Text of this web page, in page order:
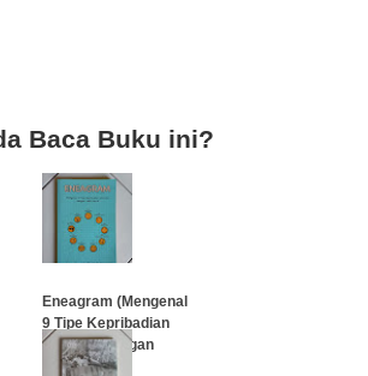
Baca Buku ini?
Eneagram (Mengenal
9 Tipe Kepribadian
Manusia dengan
Lebih Asyik)